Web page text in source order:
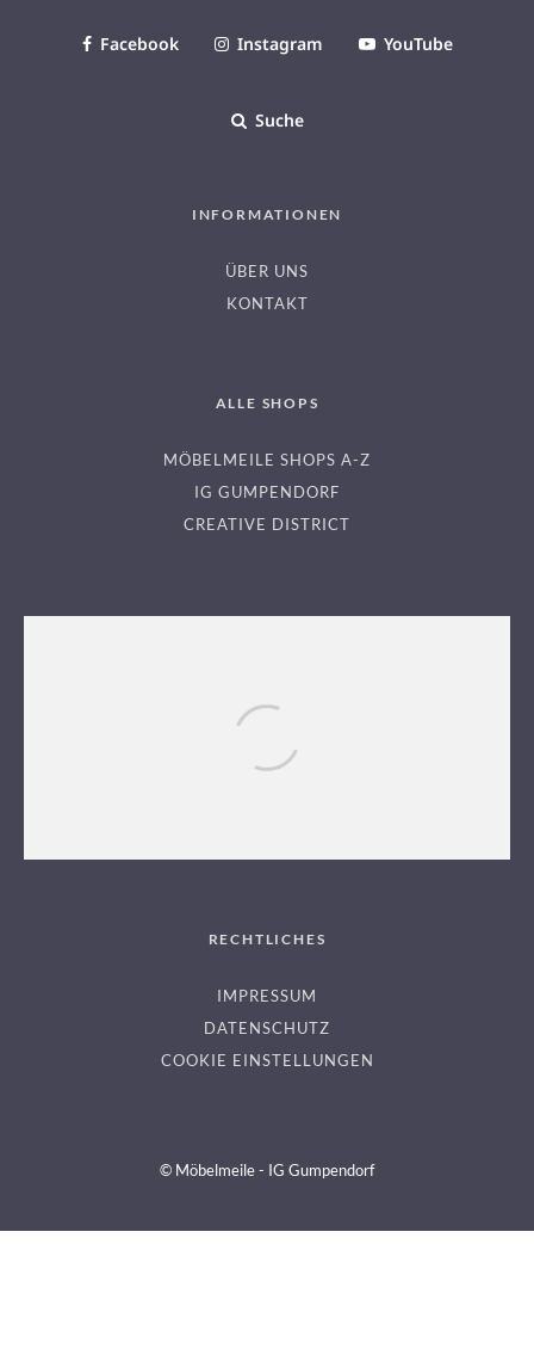
Facebook Instagram YouTube
Suche
INFORMATIONEN
ÜBER UNS
KONTAKT
ALLE SHOPS
MÖBELMEILE SHOPS A-Z
IG GUMPENDORF
CREATIVE DISTRICT
RECHTLICHES
IMPRESSUM
DATENSCHUTZ
COOKIE EINSTELLUNGEN
© Möbelmeile - IG Gumpendorf